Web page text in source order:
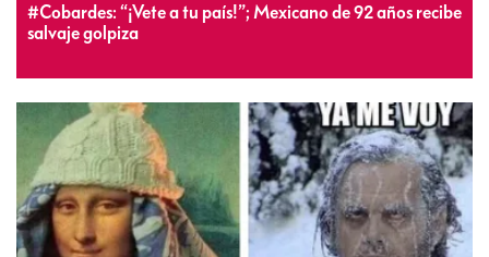
#Cobardes: “¡Vete a tu país!”; Mexicano de 92 años recibe
salvaje golpiza